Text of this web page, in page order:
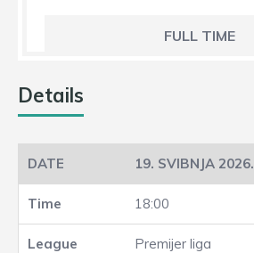
FULL TIME
Details
19. SVIBNJA 2026.
18:00
Premijer liga